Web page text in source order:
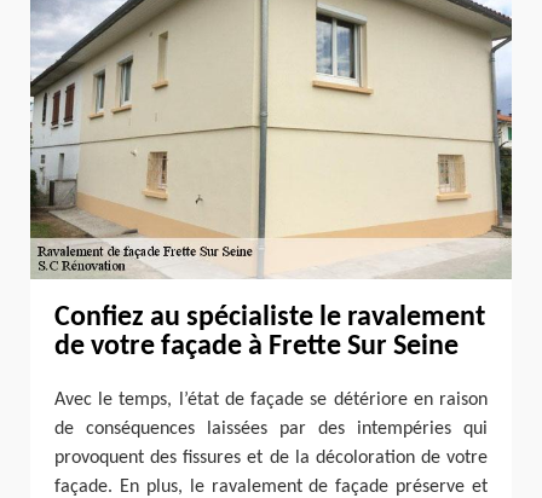
Confiez au spécialiste le ravalement
de votre façade à Frette Sur Seine
Avec le temps, l’état de façade se détériore en raison
de conséquences laissées par des intempéries qui
provoquent des fissures et de la décoloration de votre
façade. En plus, le ravalement de façade préserve et